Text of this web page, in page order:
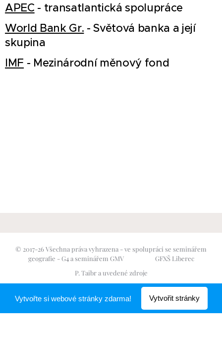
APEC - transatlantická spolupráce
World Bank Gr. - Světová banka a její
skupina
IMF - Mezinárodní měnový fond
© 2017-26 Všechna práva vyhrazena - ve spolupráci se seminářem
geografie - G4 a seminářem GMV GFXŠ Liberec
P. Taibr a uvedené zdroje
Webnode
Vytvořte si webové stránky zdarma!
Vytvořit stránky